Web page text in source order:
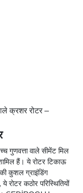
क्रशर रोटर –
वाले सीमेंट मिल
हैं। ये रोटर टिकाऊ
कुशल ग्राइंडिंग
कठोर परिस्थितियों